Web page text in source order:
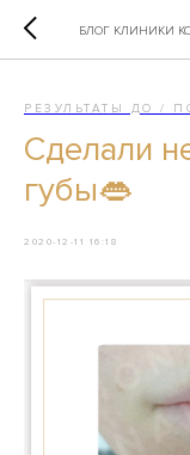
БЛОГ КЛИНИКИ
РЕЗУЛЬТАТЫ ДО /
Сделали
губы👄
2020-12-11 16:18